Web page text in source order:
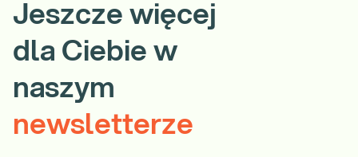
Jeszcze więcej
dla Ciebie w
naszym
newsletterze